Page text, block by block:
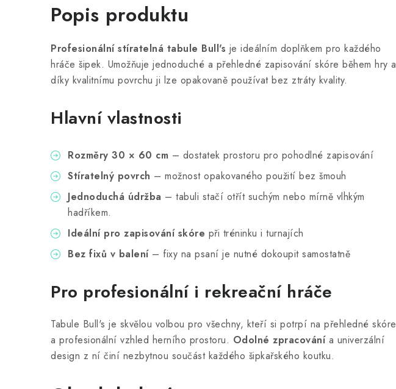
Popis produktu
Profesionální stíratelná tabule Bull's je ideálním doplňkem pro každého
hráče šipek. Umožňuje jednoduché a přehledné zapisování skóre během hry a
díky kvalitnímu povrchu ji lze opakovaně používat bez ztráty kvality.
Hlavní vlastnosti
Rozměry 30 × 60 cm – dostatek prostoru pro pohodlné zapisování
Stíratelný povrch – možnost opakovaného použití bez šmouh
Jednoduchá údržba – tabuli stačí otřít suchým nebo mírně vlhkým
hadříkem.
Ideální pro zapisování skóre při tréninku i turnajích
Bez fixů v balení– fixy na psaní je nutné dokoupit samostatně
Pro profesionální i rekreační hráče
Tabule Bull's je skvělou volbou pro všechny, kteří si potrpí na přehledné skóre
a profesionální vzhled herního prostoru. Odolné zpracovánía univerzální
design z ní činí nezbytnou součást každého šipkařského koutku.